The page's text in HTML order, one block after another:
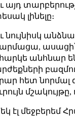
այդ
լինելը։
նույնիսկ
ասացի՝
անհնար
հետ նորմալ
էլ մեջբերեմ